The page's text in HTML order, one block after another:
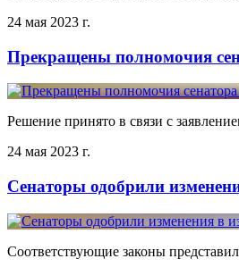
24 мая 2023 г.
Прекращены полномочия
Решение принято в связи с
24 мая 2023 г.
Сенаторы одобрили
Соответствующие законы